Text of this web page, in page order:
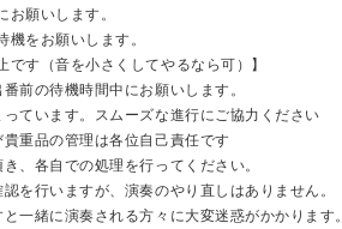
願いします。
をお願いします。
（音を小さくしてやるなら可）】
前の待機時間中にお願いします。
ています。スムーズな進行にご協力ください
重品の管理は各位自己責任です
、各自での処理を行ってください。
を行いますが、演奏のやり直しはありません。
一緒に演奏される方々に大変迷惑がかかります。